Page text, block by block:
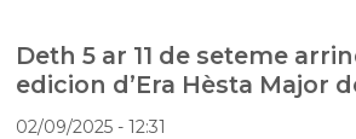
Deth 5 ar 11 de seteme
edicion d’Era Hèsta Major
02/09/2025- 12:31